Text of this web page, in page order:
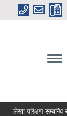
लेखा परिक्षण सम्बन्धि